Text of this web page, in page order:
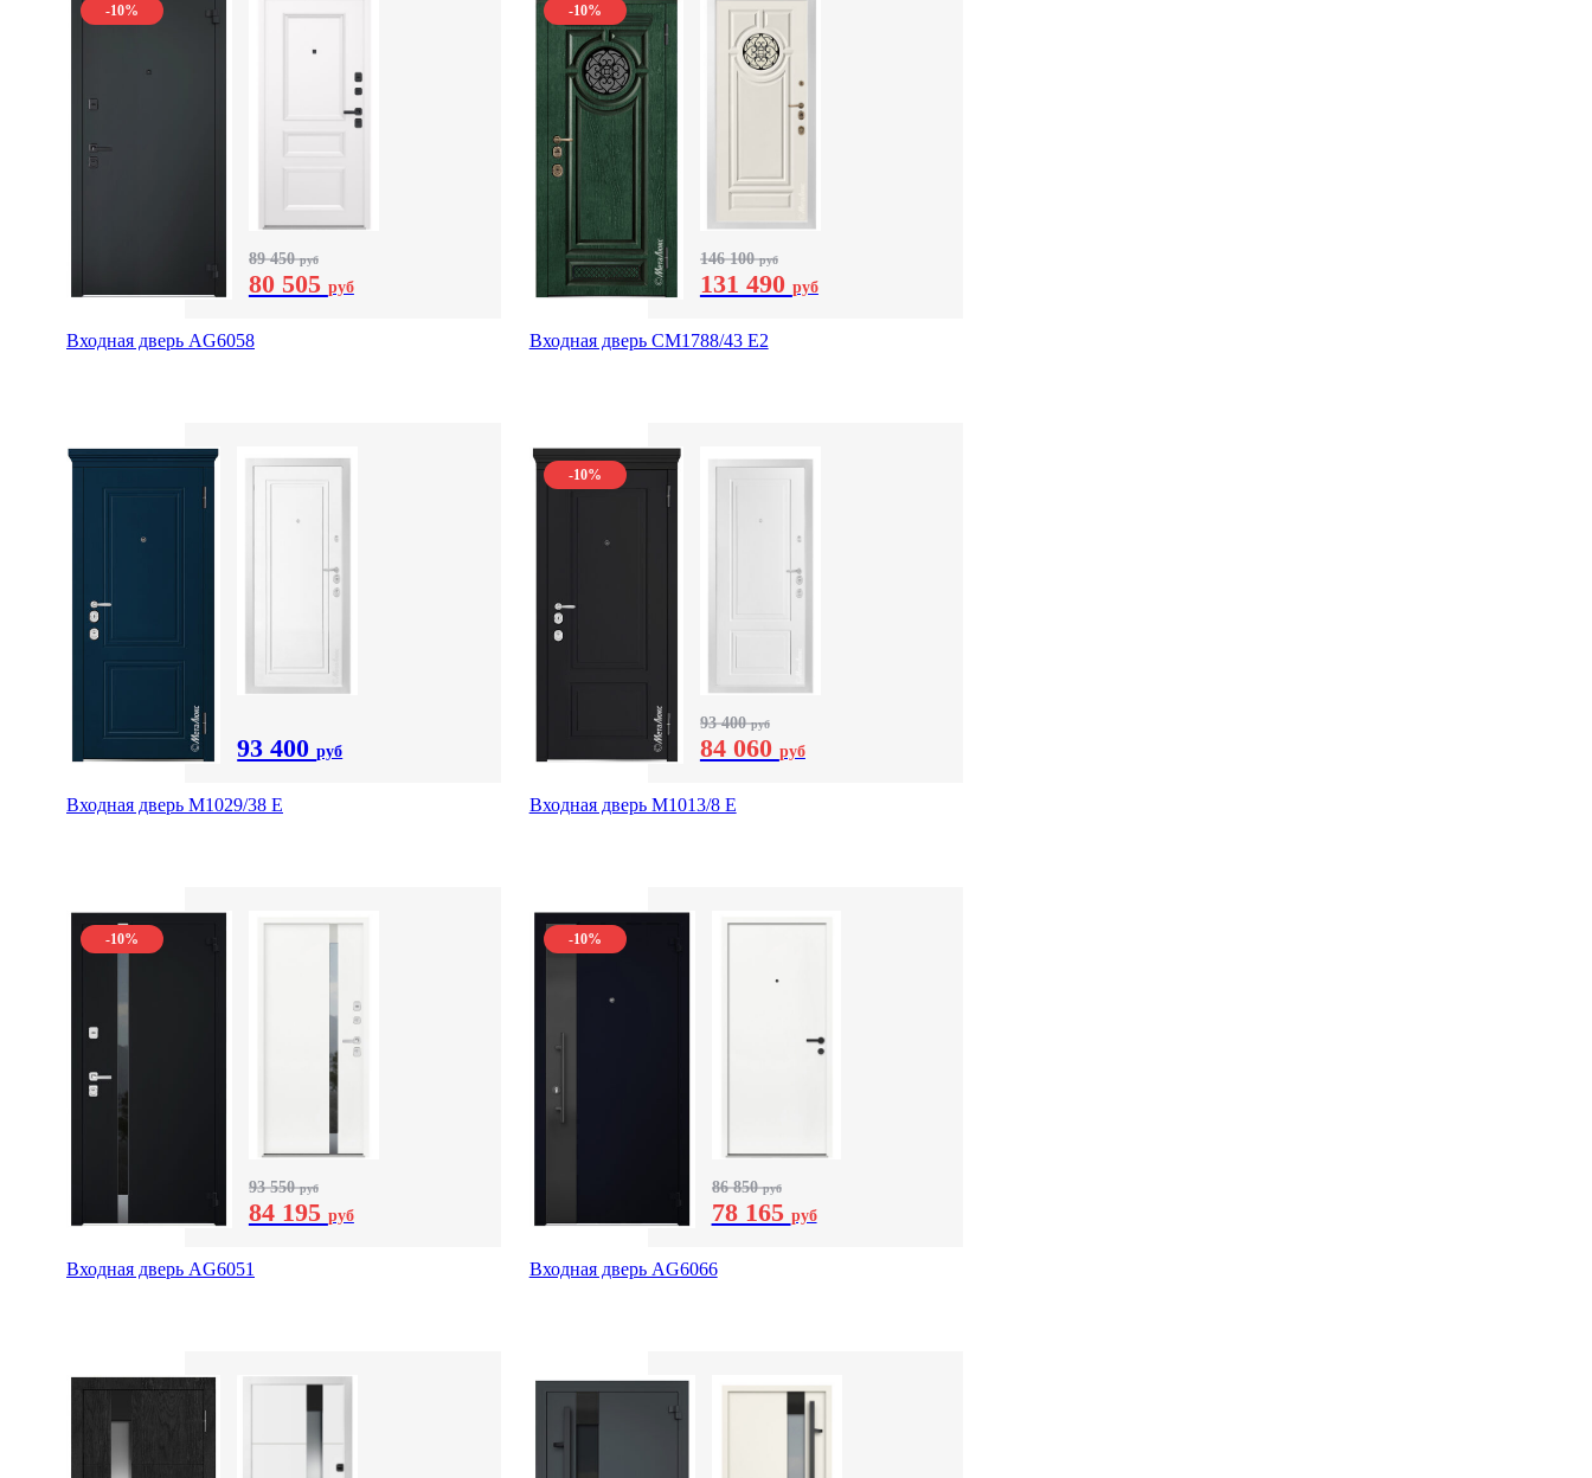
-10%
89 450руб
80 505 руб
Входная дверь AG6058
-10%
146 100руб
131 490 руб
Входная дверь СМ1788/43 E2
93 400руб
Входная дверь М1029/38 E
-10%
93 400руб
84 060 руб
Входная дверь М1013/8 E
-10%
93 550руб
84 195 руб
Входная дверь AG6051
-10%
86 850руб
78 165 руб
Входная дверь AG6066